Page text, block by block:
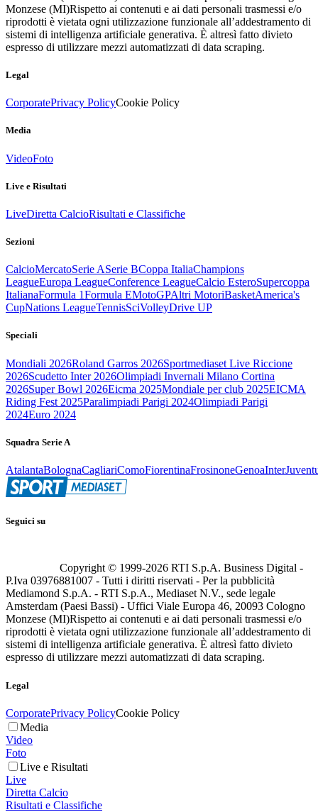
Monzese (MI)Rispetto ai contenuti e ai dati personali trasmessi e/o
riprodotti è vietata ogni utilizzazione funzionale all’addestramento di
sistemi di intelligenza artificiale generativa. È altresì fatto divieto
espresso di utilizzare mezzi automatizzati di data scraping.
Legal
CorporatePrivacy PolicyCookie Policy
Media
VideoFoto
Live e Risultati
LiveDiretta CalcioRisultati e Classifiche
Sezioni
CalcioMercatoSerie ASerie BCoppa ItaliaChampions
LeagueEuropa LeagueConference LeagueCalcio EsteroSupercoppa
ItalianaFormula 1Formula EMotoGPAltri MotoriBasketAmerica's
CupNations LeagueTennisSciVolleyDrive UP
Speciali
Mondiali 2026Roland Garros 2026Sportmediaset Live Riccione
2026Scudetto Inter 2026Olimpiadi Invernali Milano Cortina
2026Super Bowl 2026Eicma 2025Mondiale per club 2025EICMA
Riding Fest 2025Paralimpiadi Parigi 2024Olimpiadi Parigi
2024Euro 2024
Squadra Serie A
AtalantaBolognaCagliariComoFiorentinaFrosinoneGenoaInter
Seguici su
Copyright © 1999-2026 RTI S.p.A. Business Digital -
P.Iva 03976881007 - Tutti i diritti riservati - Per la pubblicità
Mediamond S.p.A. - RTI S.p.A., Mediaset N.V., sede legale
Amsterdam (Paesi Bassi) - Uffici Viale Europa 46, 20093 Cologno
Monzese (MI)Rispetto ai contenuti e ai dati personali trasmessi e/o
riprodotti è vietata ogni utilizzazione funzionale all’addestramento di
sistemi di intelligenza artificiale generativa. È altresì fatto divieto
espresso di utilizzare mezzi automatizzati di data scraping.
Legal
CorporatePrivacy PolicyCookie Policy
Media
Video
Foto
Live e Risultati
Live
Diretta Calcio
Risultati e Classifiche